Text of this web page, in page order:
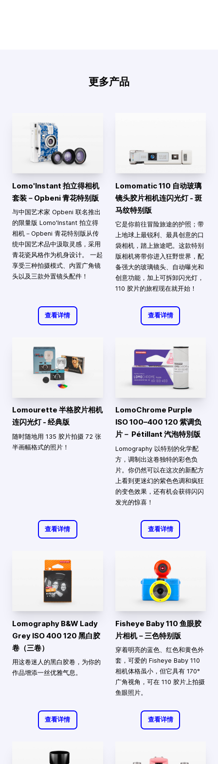
更多产品
Lomo'Instant 拍立得相机
套装－Opbeni 青花特别版
与中国艺术家 Opbeni 联名推出
的限量版 Lomo'Instant 拍立得
相机－Opbeni 青花特别版从传
统中国艺术品中汲取灵感，采用
青花瓷风格作为机身设计。 一起
享受三种拍摄模式、内置广角镜
头以及三款外置镜头配件！
查看详情
Lomomatic 110 自动玻璃
镜头胶片相机连闪光灯 - 斑
马纹特别版
它是你前往冒险旅途的护照；带
上地球上最锐利、最具创意的口
袋相机，踏上旅途吧。这款特别
版相机将带你进入狂野世界，配
备强大的玻璃镜头、自动曝光和
创意功能，加上可拆卸闪光灯，
110 胶片的旅程现在就开始！
查看详情
Lomourette 半格胶片相机
连闪光灯 - 经典版
随时随地用 135 胶片拍摄 72 张
半画幅格式的照片！
查看详情
LomoChrome Purple
ISO 100–400 120 紫调负
片－ Pétillant 汽泡特別版
Lomography 以特别的化学配
方，调制出这卷独特的彩色负
片。你仍然可以在这次的新配方
上看到更迷幻的紫色色调和疯狂
的变色效果，还有机会获得闪闪
发光的惊喜！
查看详情
Lomography B&W Lady
Grey ISO 400 120 黑白胶
卷（三卷）
用这卷迷人的黑白胶卷，为你的
作品增添一丝优雅气息。
查看详情
Fisheye Baby 110 鱼眼胶
片相机－三色特别版
穿着明亮的蓝色、红色和黄色外
套，可爱的 Fisheye Baby 110
相机体格虽小，但它具有 170°
广角视角，可在 110 胶片上拍摄
鱼眼照片。
查看详情